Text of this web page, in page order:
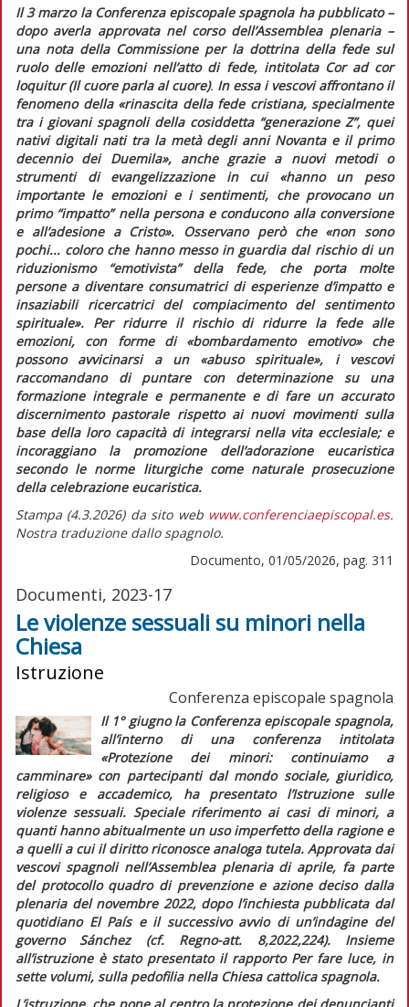
Il 3 marzo la Conferenza episcopale spagnola ha pubblicato –
dopo averla approvata nel corso dell’Assemblea plenaria –
una notadella Commissione per la dottrina della fede sul
ruolo delle emozioni nell’atto di fede, intitolata Cor ad cor
loquitur (Il cuore parla al cuore). In essa i vescovi affrontano il
fenomeno della «rinascita della fede cristiana, specialmente
tra i giovani spagnoli della cosiddetta “generazione Z”, quei
nativi digitali nati tra la metà degli anni Novanta e il primo
decennio dei Duemila», anche grazie a nuovi metodi o
strumenti di evangelizzazione in cui«hanno un peso
importante le emozioni e i sentimenti, che provocano un
primo “impatto” nella persona e conducono alla conversione
e all’adesione a Cristo». Osservano però che«non sono
pochi... coloro che hanno messo in guardia dal rischio di un
riduzionismo “emotivista” della fede, che porta molte
persone a diventare consumatrici di esperienze d’impatto e
insaziabili ricercatrici del compiacimento del sentimento
spirituale». Per ridurre il rischio di ridurre la fede alle
emozioni, con forme di «bombardamento emotivo» che
possono avvicinarsi a un«abuso spirituale»,
i vescovi
raccomandano di puntare con determinazione su una
formazione integrale e permanente e di fare un accurato
discernimento pastorale rispetto ai nuovi movimenti sulla
base della loro capacità di integrarsi nella vita ecclesiale; e
incoraggiano la promozione dell’adorazione eucaristica
secondo le norme liturgiche come naturale prosecuzione
della celebrazione eucaristica.
Stampa (4.3.2026) da sito web www.conferenciaepiscopal.es.
Nostra traduzione dallo spagnolo.
Documento, 01/05/2026, pag. 311
Documenti, 2023-17
Le violenze sessuali su minori nella
Chiesa
Istruzione
Conferenza episcopale spagnola
Il 1° giugno la Conferenza episcopale spagnola,
all’interno di una conferenza intitolata
«Protezione dei minori: continuiamo a
camminare» con partecipanti dal mondo sociale, giuridico,
religioso e accademico, ha presentato l’Istruzione sulle
violenze sessuali. Speciale riferimento ai casi di minori, a
quanti hanno abitualmente un uso imperfetto della ragione e
a quelli a cui il diritto riconosce analoga tutela. Approvata dai
vescovi spagnoli nell’Assemblea plenaria di aprile, fa parte
del protocollo quadro di prevenzione e azione deciso dalla
plenaria del novembre 2022, dopo l’inchiesta pubblicata dal
quotidiano El País e il successivo avvio di un’indagine del
governo Sánchez (cf. Regno-att. 8,2022,224). Insieme
all’istruzione è stato presentato il rapporto Per fare luce, in
sette volumi, sulla pedofilia nella Chiesa cattolica spagnola.